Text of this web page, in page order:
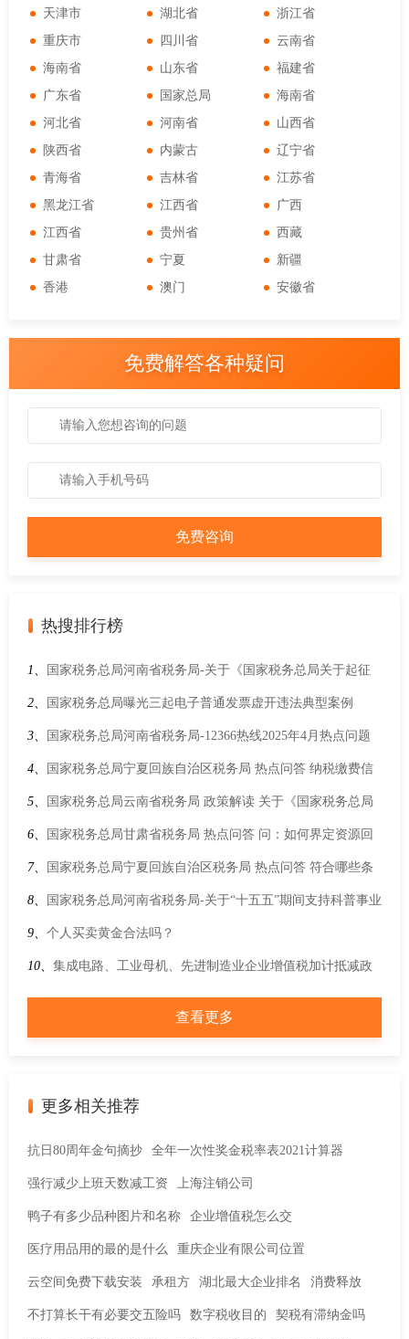
天津市 湖北省
浙江省
重庆市
四川省
云南省
海南省
山东省
福建省
广东省
国家总局
海南省
河北省
河南省
山西省
陕西省
内蒙古
辽宁省
青海省
吉林省
江苏省
黑龙江省
江西省
广西
江西省
贵州省
西藏
甘肃省
宁夏
新疆
香港
澳门 安徽省
免费解答各种疑问
热搜排行榜
1、 国家税务总局河南省税务局-关于《国家税务总局关于起征
点标准等增值税征管事项的公告》的解读
2、 国家税务总局曝光三起电子普通发票虚开违法典型案例
3、 国家税务总局河南省税务局-12366热线2025年4月热点问题
4、 国家税务总局宁夏回族自治区税务局 热点问答 纳税缴费信
用等级是如何划分的？
5、 国家税务总局云南省税务局 政策解读 关于《国家税务总局
关于进一步加大增值税期末留抵退税政策实施力度有关征管事
项的公告》的解读
6、 国家税务总局甘肃省税务局 热点问答 问：如何界定资源回
收企业“反向开票”政策中的“出售者”？
7、 国家税务总局宁夏回族自治区税务局 热点问答 符合哪些条
件的新能源汽车可享受减免车辆购置税优惠？
8、 国家税务总局河南省税务局-关于“十五五”期间支持科普事业
发展进口税收优惠政策的通知
9、 个人买卖黄金合法吗？
10、 集成电路、工业母机、先进制造业企业增值税加计抵减政
策即问即答之一
查看更多
更多相关推荐
抗日80周年金句摘抄 全年一次性奖金税率表2021计算器
强行减少上班天数减工资 上海注销公司
鸭子有多少品种图片和名称 企业增值税怎么交
医疗用品用的最的是什么 重庆企业有限公司位置
云空间免费下载安装 承租方 湖北最大企业排名 消费释放
不打算长干有必要交五险吗 数字税收目的 契税有滞纳金吗